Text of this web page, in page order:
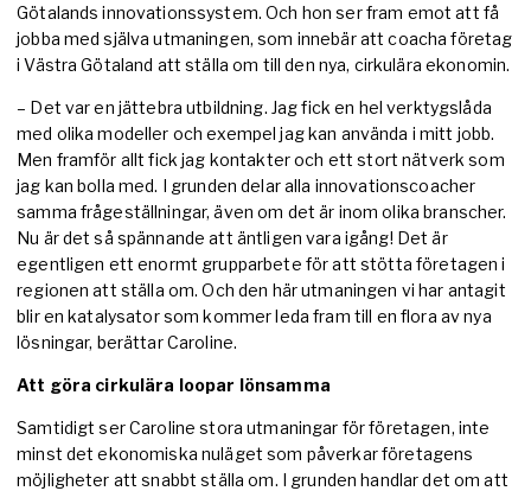
Götalands innovationssystem. Och hon ser fram emot att få
jobba med själva utmaningen, som innebär att coacha företag
i Västra Götaland att ställa om till den nya, cirkulära ekonomin.
– Det var en jättebra utbildning. Jag fick en hel verktygslåda
med olika modeller och exempel jag kan använda i mitt jobb.
Men framför allt fick jag kontakter och ett stort nätverk som
jag kan bolla med. I grunden delar alla innovationscoacher
samma frågeställningar, även om det är inom olika branscher.
Nu är det så spännande att äntligen vara igång! Det är
egentligen ett enormt grupparbete för att stötta företagen i
regionen att ställa om. Och den här utmaningen vi har antagit
blir en katalysator som kommer leda fram till en flora av nya
lösningar, berättar Caroline.
Att göra cirkulära loopar lönsamma
Samtidigt ser Caroline stora utmaningar för företagen, inte
minst det ekonomiska nuläget som påverkar företagens
möjligheter att snabbt ställa om. I grunden handlar det om att